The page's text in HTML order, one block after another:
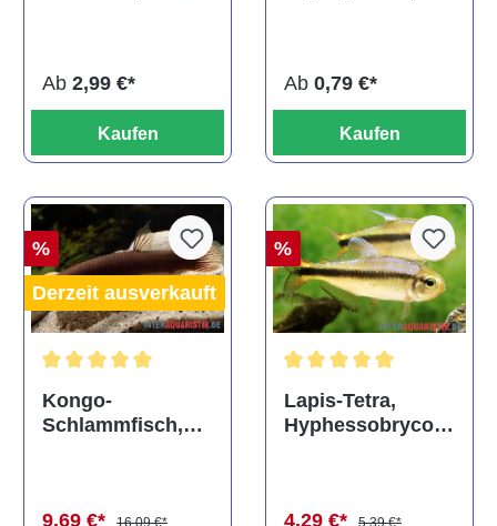
Ab 2,99 €*
Kaufen
Ab 0,79 €*
Kaufen
%
Derzeit ausverkauft
Kongo-
Schlammfisch,
9,69 €*
16,09 €*
%
Lapis-Tetra,
Hyphessobrycon
4,29 €*
5,39 €*